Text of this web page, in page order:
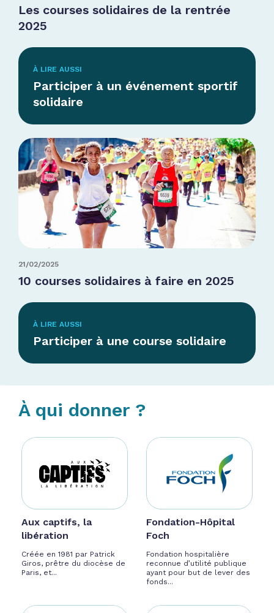
Les courses solidaires de la rentrée
2025
À LIRE AUSSI
Participer à un événement sportif
solidaire
21/02/2025
10 courses solidaires à faire en 2025
À LIRE AUSSI
Participer à une course solidaire
À qui donner ?
Aux captifs, la
libération
Créée en 1981 par Patrick
Giros, prêtre du diocèse de
Paris, et...
Fondation-Hôpital
Foch
Fondation hospitalière
reconnue d’utilité publique
ayant pour but de lever des
fonds...